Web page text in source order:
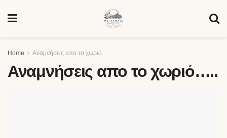
Home Αναμνήσεις απο το χωριό....
Αναμνήσεις απο το χωριό…..